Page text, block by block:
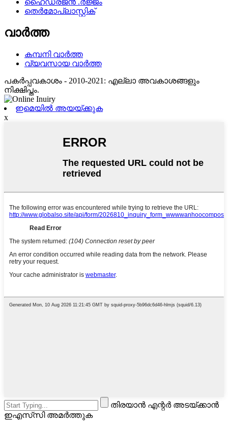
ഹൈഡ്രജൻ .ർജ്ജം
തെർമോപ്ലാസ്റ്റിക്
വാർത്ത
കമ്പനി വാർത്ത
വ്യവസായ വാർത്ത
പകർപ്പവകാശം - 2010-2021: എല്ലാ അവകാശങ്ങളും
നിക്ഷിപ്തം.
ഇമെയിൽ അയയ്ക്കുക
x
തിരയാൻ എന്റർ അടയ്‌ക്കാൻ
ഇഎസ്‌സി അമർത്തുക